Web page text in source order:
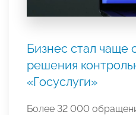
Бизнес стал чаще
решения
«Госуслуги»
Более 32 000